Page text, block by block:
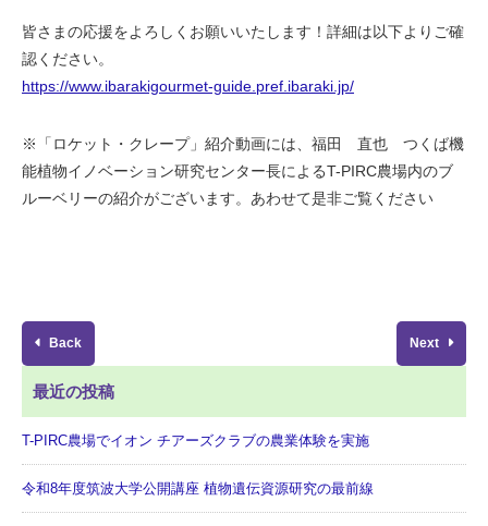
皆さまの応援をよろしくお願いいたします！詳細は以下よりご確
認ください。
https://www.ibarakigourmet-guide.pref.ibaraki.jp/
※「ロケット・クレープ」紹介動画には、福田 直也 つくば機
能植物イノベーション研究センター長によるT-PIRC農場内のブ
ルーベリーの紹介がございます。あわせて是非ご覧ください
Back Next
最近の投稿
T-PIRC農場でイオン チアーズクラブの農業体験を実施
令和8年度筑波大学公開講座 植物遺伝資源研究の最前線